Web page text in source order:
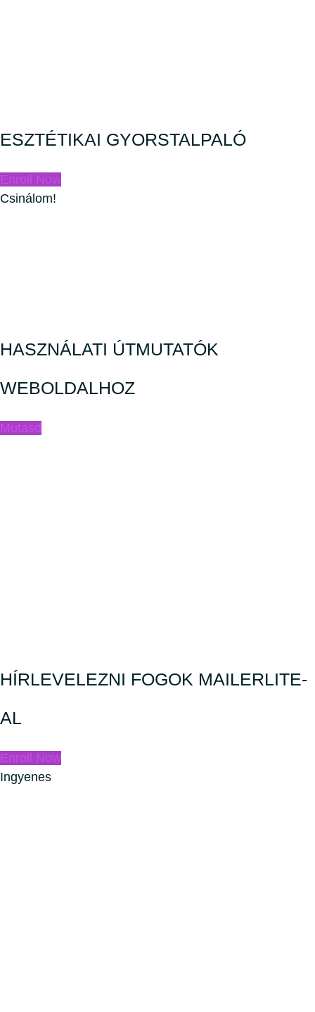
ESZTÉTIKAI GYORSTALPALÓ
Enroll Now
Csinálom!
HASZNÁLATI ÚTMUTATÓK
WEBOLDALHOZ
Mutasd
HÍRLEVELEZNI FOGOK MAILERLITE-
AL
Enroll Now
Ingyenes